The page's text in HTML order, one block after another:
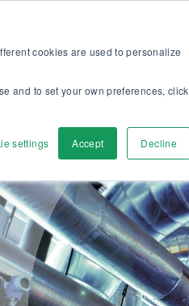
cookies are used to personalize
and to set your own preferences, click
settings Accept Decline